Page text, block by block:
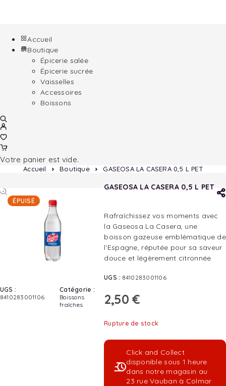
Accueil
Boutique
Épicerie salée
Épicerie sucrée
Vaisselles
Accessoires
Boissons
Votre panier est vide.
Accueil Boutique GASEOSA LA CASERA 0,5 L PET
ÉPUISÉ
UGS :
8410283001106
Catégorie :
Boissons
fraîches
GASEOSA LA CASERA 0,5 L PET
Rafraîchissez vos moments avec
la Gaseosa La Casera, une
boisson gazeuse emblématique de
l’Espagne, réputée pour sa saveur
douce et légèrement citronnée
UGS : 8410283001106
2,50 €
Rupture de stock
Click and Collect
disponible sous 1 heure
dans notre magasin au
23 rue Vauban à Colmar